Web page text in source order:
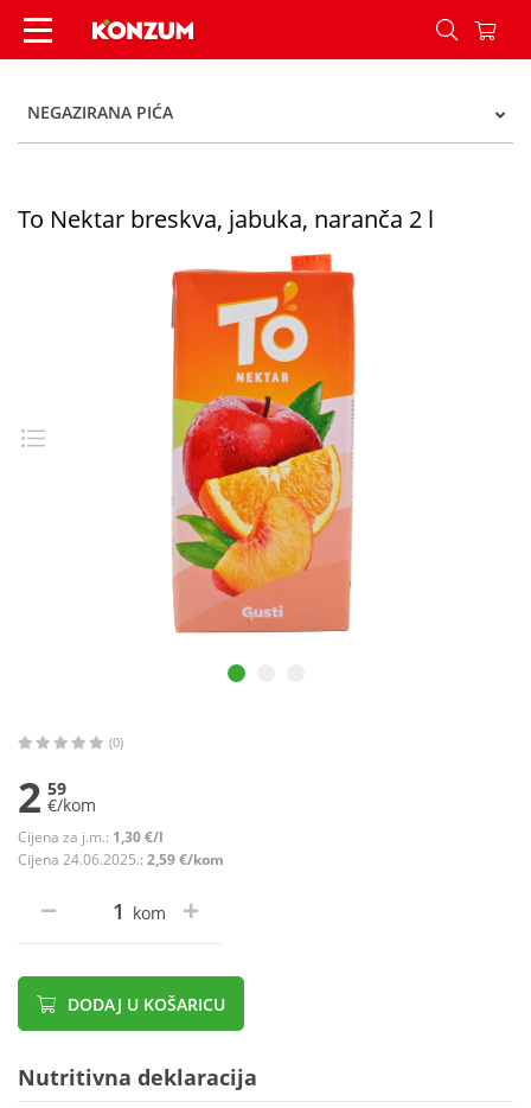
To Nektar breskva, jabuka, naranča 2 l - Konzum
NEGAZIRANA PIĆA
To Nektar breskva, jabuka, naranča 2 l
(0)
2 59
€/kom
Cijena za j.m.: 1,30 €/l
Cijena 24.06.2025.: 2,59 €/kom
kom
DODAJ U KOŠARICU
Nutritivna deklaracija